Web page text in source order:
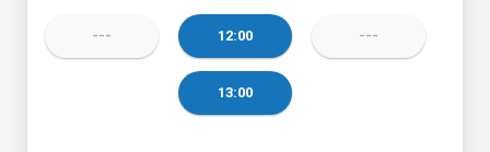
--- 12:00
13:00
---